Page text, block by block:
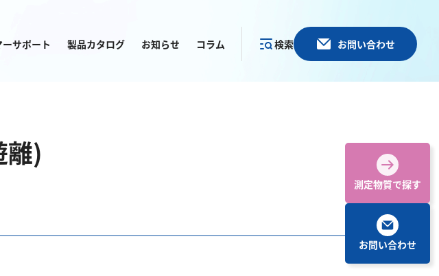
検索 お問い合わせ
サポート 製品カタログ お知らせ コラム
)
測定物質で探す
お問い合わせ